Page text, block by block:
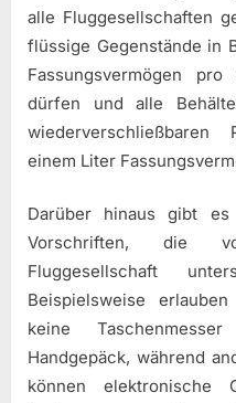
alle Fluggesellschaften
flüssige Gegenstände in
Fassungsvermögen
dürfen und alle
einem Liter
Darüber hinaus gibt
Vorschriften, die
Fluggesellschaft
Beispielsweise
keine
Handgepäck, während
können elektronische